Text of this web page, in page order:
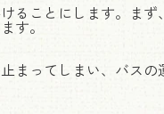
ることにします。ま
す。
まってしまい、バス